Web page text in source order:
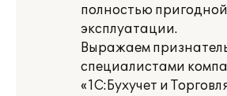
полностью
эксплуатации.
Выражаем
специалистами
«1С:Бухучет и